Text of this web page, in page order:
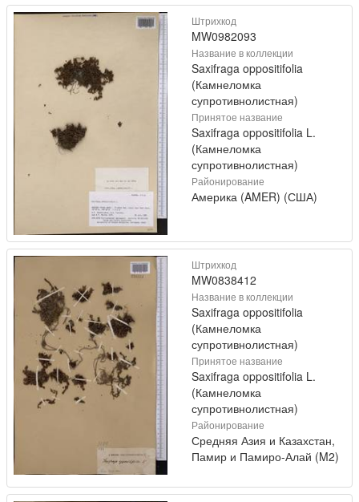
Штрихкод
MW0982093
Название в коллекции
Saxifraga oppositifolia
(Камнеломка
супротивнолистная)
Принятое название
Saxifraga oppositifolia L.
(Камнеломка
супротивнолистная)
Районирование
Америка (AMER) (США)
Штрихкод
MW0838412
Название в коллекции
Saxifraga oppositifolia
(Камнеломка
супротивнолистная)
Принятое название
Saxifraga oppositifolia L.
(Камнеломка
супротивнолистная)
Районирование
Средняя Азия и Казахстан,
Памир и Памиро-Алай (M2)